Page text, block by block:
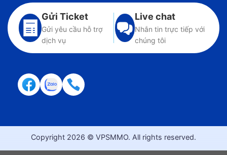
Gửi Ticket
Gửi yêu cầu hỗ trợ
dịch vụ
Live chat
Nhắn tin trực tiếp với
chúng tôi
Copyright 2026 © VPSMMO. All rights reserved.